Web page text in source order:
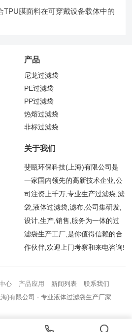
TPU膜面料在可穿戴设备载体中的
产品
尼龙过滤袋
PE过滤袋
PP过滤袋
热熔过滤袋
非标过滤袋
关于我们
斐瓯环保科技(上海)有限公司是
一家国内领先的高新技术企业,公
司注资上千万,专业生产过滤袋,滤
袋,液体过滤袋,滤布,公司集研发,
设计,生产,销售,服务为一体的过
滤袋生产工厂,是你值得信赖的合
作伙伴,欢迎上门考察和来电咨询!
心 产品应用 新闻列表
联系我们
)有限公司 · 专业液体过滤袋生产厂家